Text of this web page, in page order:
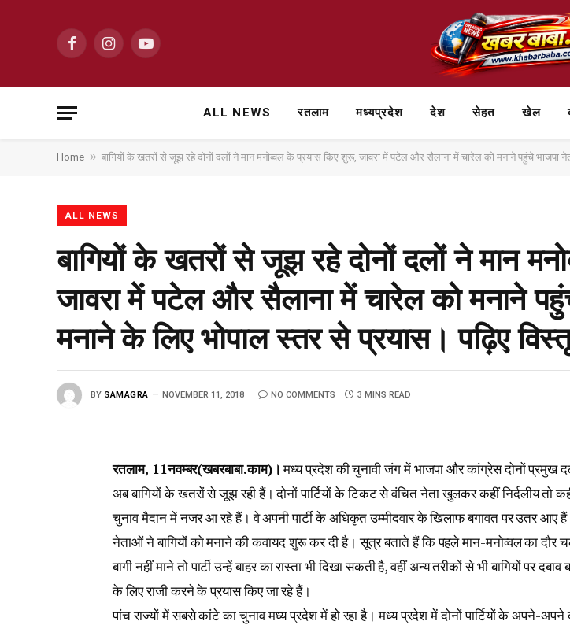
FacebookInstagramYouTube
ALL NEWS रतलाम मध्यप्रदेश देश सेहत खेल
Home » बागियों के खतरों से जूझ रहे दोनों दलों ने मान मनोव्वल के प्रयास किए शुरू, जावरा में पटेल और सैलाना में चारेल को मनाने पहुंचे भाजपा
ALL NEWS
बागियों के खतरों से जूझ रहे दोनों दलों ने मान
जावरा में पटेल और सैलाना में चारेल को मनाने
मनाने के लिए भोपाल स्तर से प्रयास। पढ़िए
BY SAMAGRA NOVEMBER 11, 2018 NO COMMENTS 3 MINS READ
रतलाम, 11नवम्बर(खबरबाबा.काम)।मध्य प्रदेश की चुनावी जंग में भाजपा और कांग्रेस दोनों प्रमुख
अब बागियों के खतरों से जूझ रही हैं। दोनों पार्टियों के टिकट से वंचित नेता खुलकर कहीं निर्दलीय तो
चुनाव मैदान में नजर आ रहे हैं। वे अपनी पार्टी के अधिकृत उम्मीदवार के खिलाफ बगावत पर उतर आए
नेताओं ने बागियों को मनाने की कवायद शुरू कर दी है। सूत्र बताते हैं कि पहले मान-मनोव्वल का दौर
बागी नहीं माने तो पार्टी उन्हें बाहर का रास्ता भी दिखा सकती है, वहीं अन्य तरीकों से भी बागियों पर
के लिए राजी करने के प्रयास किए जा रहे हैं।
पांच राज्यों में सबसे कांटे का चुनाव मध्य प्रदेश में हो रहा है। मध्य प्रदेश में दोनों पार्टियों के अपने-अपने